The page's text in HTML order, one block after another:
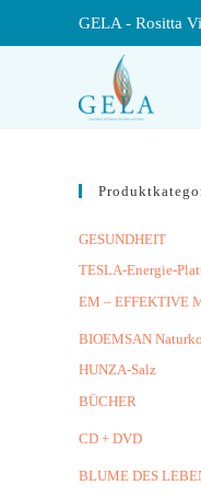
GELA - Rositta
GESUNDHEIT
TESLA-Energie-
EM – EFFEKTIVE
BIOEMSAN
HUNZA-Salz
BÜCHER
CD + DVD
BLUME DES